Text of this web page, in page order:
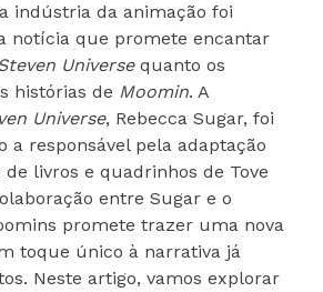
indústria da animação foi
notícia que promete encantar
Universequanto os
histórias de Moomin. A
Universe, Rebecca Sugar, foi
a responsável pela adaptação
livros e quadrinhos de Tove
entre Sugar e o
promete trazer uma nova
toque único à narrativa já
Neste artigo, vamos explorar